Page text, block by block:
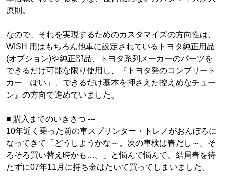
原則。
なので、それを実現するためのカスタマイズの方向性は、
WISH 用はもちろん他車に設定されているトヨタ純正用品
(オプション)や純正部品、トヨタ系列メーカーのパーツを
できるだけ可能な限り使用し、『トヨタ発のコンプリート
カー「ぽい」、できるだけ基本を押さえた控えめなチュー
ン』の方向で進めていました。
■ 購入までのいきさつ ---
10年近く乗った前の車スプリンター・トレノがおんぼろに
なってきて「どうしようかな～。次の車検は春だし～。そ
ろそろ買い替え時かも…。」と悩んで悩んで、結局春を待
たずに07年11月に持ち金はたいて買ってしまいました。